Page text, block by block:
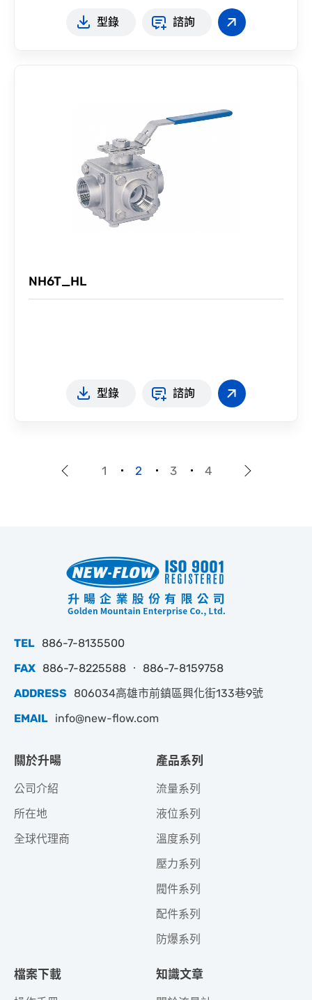
型錄 諮詢
NH6T_HL
型錄 諮詢
1 2 3 4
TEL 886-7-8135500
FAX 886-7-8225588 ‧ 886-7-8159758
ADDRESS
806034高雄市前鎮區興化街133巷9號
EMAIL info@new-flow.com
關於升暘
公司介紹
所在地
全球代理商
產品系列
流量系列
液位系列
溫度系列
壓力系列
閥件系列
配件系列
防爆系列
檔案下載 知識文章